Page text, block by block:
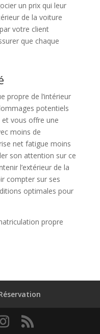
un prix qui leur
de la voiture
votre client
que chaque
propre de l’intérieur
potentiels
et vous offre une
moins de
net fatigue moins
son attention sur ce
l’extérieur de la
compter sur ses
optimales pour
propre